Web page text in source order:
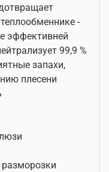
-
эффективней
99,9 %
запахи,
плесени